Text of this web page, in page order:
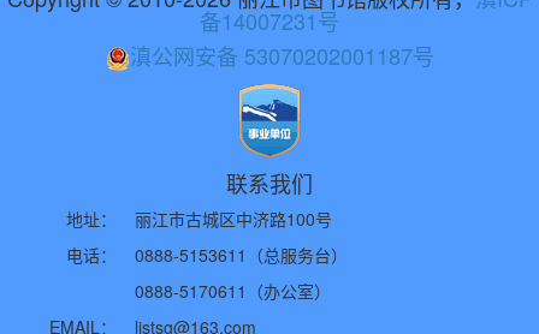
备14007231号
滇公网安备 53070202001187号
联系我们
地址：
丽江市古城区中济路100号
电话：
0888-5153611（总服务台）
0888-5170611（办公室）
EMAIL：
ljstsg@163.com